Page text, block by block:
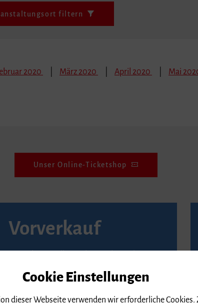
filtern
2020 März 2020 April 2020 Mai
Unser Online-Ticketshop
Vorverkauf
Seite von Reservix.
BZ-Kartenservice Freiburg
Cookie Einstellungen
dieser Webseite verwenden wir erforderliche